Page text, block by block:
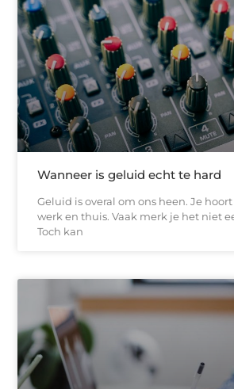
Wanneer is geluid echt te hard
Geluid is overal om ons heen. Je
werk en thuis. Vaak merk je het niet
Toch kan